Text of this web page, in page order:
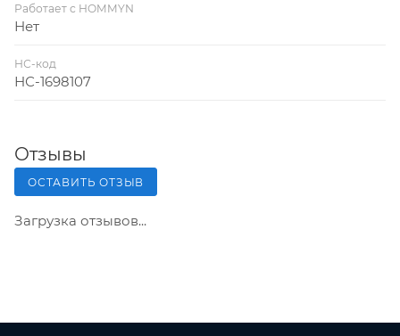
Работает с HOMMYN
Нет
НС-код
НС-1698107
Отзывы
ОСТАВИТЬ ОТЗЫВ
Загрузка отзывов...